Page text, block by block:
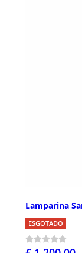
Lamparina
ESGOTADO